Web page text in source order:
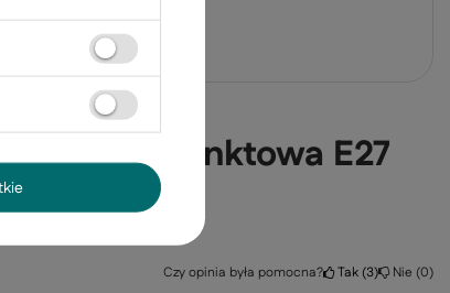
1-punktowa E27
Czy opinia była pomocna? Tak 3 Nie 0